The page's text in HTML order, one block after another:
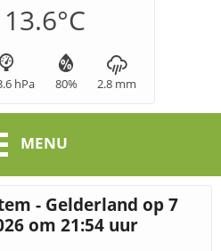
13.6°C
hPa 80% 2.8 mm
MENU
- Gelderland op 7
om 21:54uur